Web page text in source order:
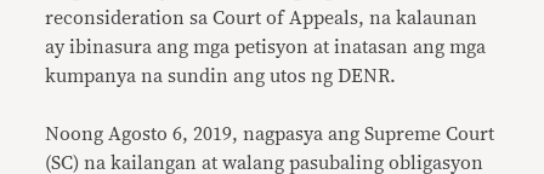
reconsideration sa Court of Appeals, na kalaunan
ay ibinasura ang mga petisyon at inatasan ang mga
kumpanya na sundin ang utos ng DENR.
Noong Agosto 6, 2019, nagpasya ang Supreme Court
(SC) na kailangan at walang pasubaling obligasyon